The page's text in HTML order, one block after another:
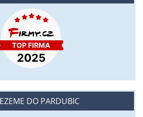
DO PARDUBIC